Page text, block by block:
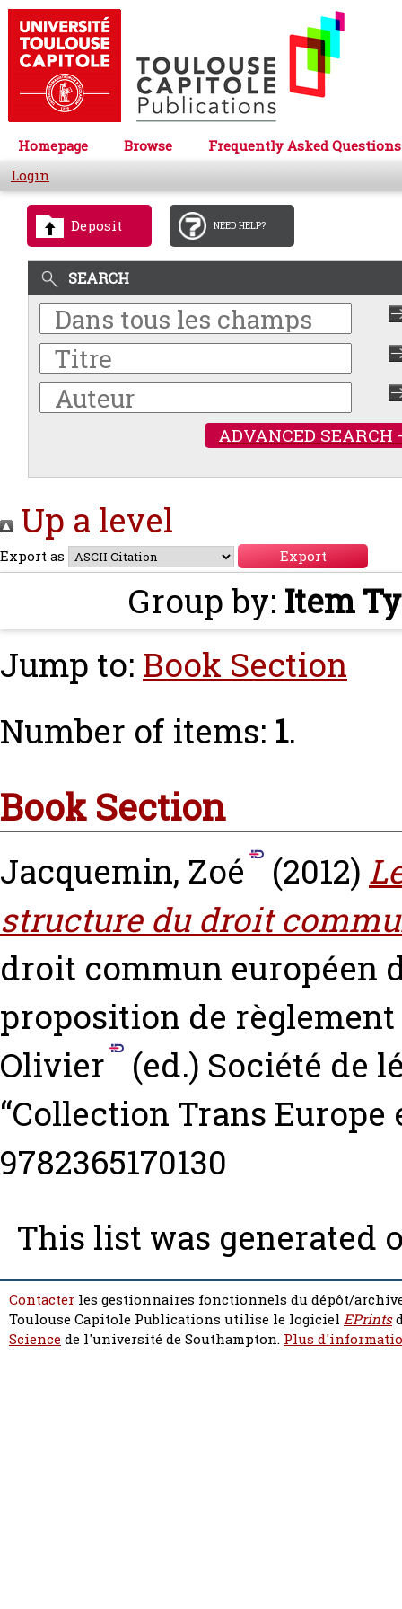
Homepage Browse
Frequently Asked Questions
Login
Deposit NEED HELP?
SEARCH
ADVANCED SEARCH
Up a level
Export as
Group by: Item
Jump to: Book Section
Number of items: 1.
Book Section
Jacquemin, Zoé (2012)
structure du droit
droit commun européen
proposition de règlement
Olivier
(ed.) Société de
“Collection Trans Europe
9782365170130
This list was generated
Contacter les gestionnaires fonctionnels du dépôt/
Toulouse Capitole Publications utilise le logiciel EPrints
Sciencede l'université de Southampton. Plus